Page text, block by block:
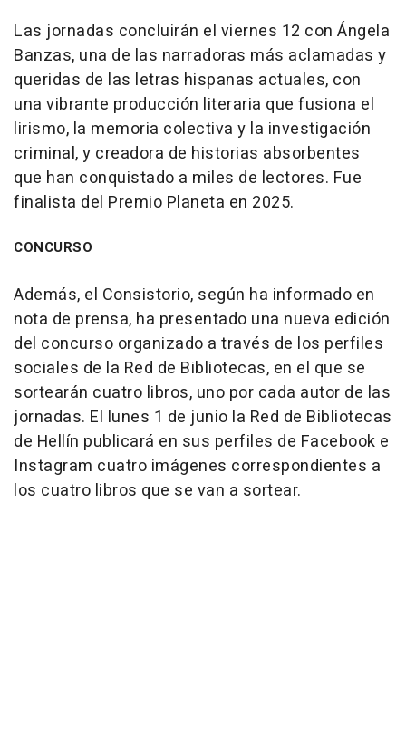
Las jornadas concluirán el viernes 12 con Ángela
Banzas, una de las narradoras más aclamadas y
queridas de las letras hispanas actuales, con
una vibrante producción literaria que fusiona el
lirismo, la memoria colectiva y la investigación
criminal, y creadora de historias absorbentes
que han conquistado a miles de lectores. Fue
finalista del Premio Planeta en 2025.
CONCURSO
Además, el Consistorio, según ha informado en
nota de prensa, ha presentado una nueva edición
del concurso organizado a través de los perfiles
sociales de la Red de Bibliotecas, en el que se
sortearán cuatro libros, uno por cada autor de las
jornadas. El lunes 1 de junio la Red de Bibliotecas
de Hellín publicará en sus perfiles de Facebook e
Instagram cuatro imágenes correspondientes a
los cuatro libros que se van a sortear.